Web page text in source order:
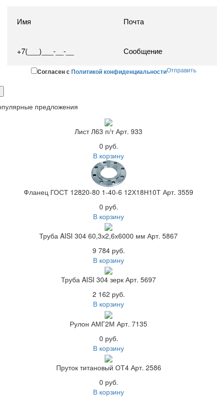
Согласен сПолитикой конфиденциальностиОтправить
предложения
Лист Л63 п/т Арт. 933
0 руб.
В корзину
Фланец ГОСТ 12820-80 1-40-6 12Х18Н10Т Арт. 3559
0 руб.
В корзину
Труба AISI 304 60,3х2,6х6000 мм Арт. 5867
9 784 руб.
В корзину
Труба AISI 304 зерк Арт. 5697
2 162 руб.
В корзину
Рулон АМГ2М Арт. 7135
0 руб.
В корзину
Пруток титановый ОТ4 Арт. 2586
0 руб.
В корзину